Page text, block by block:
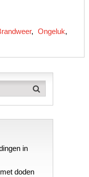
, Ongeluk,
in
doden